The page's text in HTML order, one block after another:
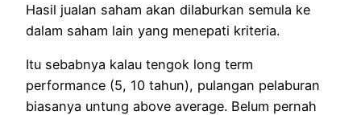
Hasil jualan saham akan dilaburkan semula ke
dalam saham lain yang menepati kriteria.
Itu sebabnya kalau tengok long term
performance (5, 10 tahun), pulangan pelaburan
biasanya untung above average. Belum pernah